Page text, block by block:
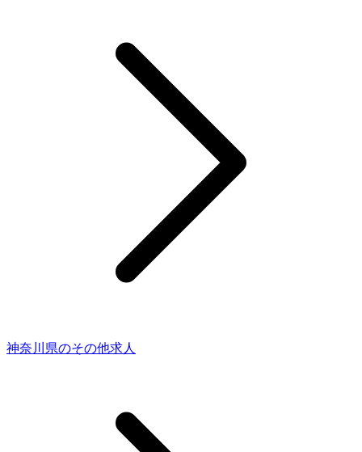
神奈川県のその他求人